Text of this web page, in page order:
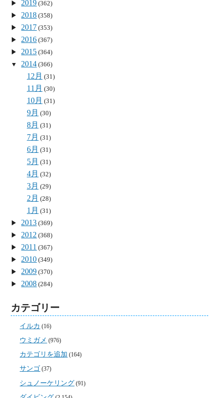
2019 (362)
2018 (358)
2017 (353)
2016 (367)
2015 (364)
2014 (366)
12月 (31)
11月 (30)
10月 (31)
9月 (30)
8月 (31)
7月 (31)
6月 (31)
5月 (31)
4月 (32)
3月 (29)
2月 (28)
1月 (31)
2013 (369)
2012 (368)
2011 (367)
2010 (349)
2009 (370)
2008 (284)
カテゴリー
イルカ (16)
ウミガメ (976)
カテゴリを追加 (164)
サンゴ (37)
シュノーケリング (91)